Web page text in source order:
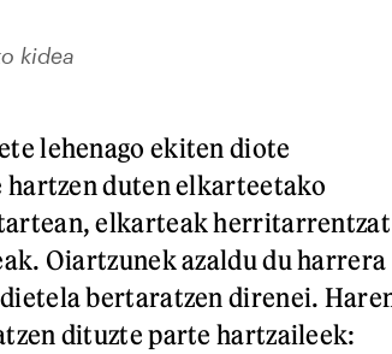
kidea
lehenago ekiten diote
duten elkarteetako
elkarteak herritarrentzat
Oiartzunek azaldu du harrera
bertaratzen direnei.
dituzte parte hartzaileek: